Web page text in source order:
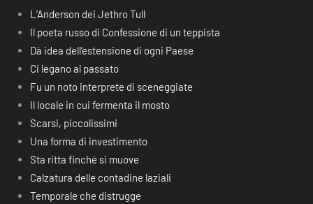
L’Anderson dei Jethro Tull
Il poeta russo di Confessione di un teppista
Dà idea dell’estensione di ogni Paese
Ci legano al passato
Fu un noto interprete di sceneggiate
Il locale in cui fermenta il mosto
Scarsi, piccolissimi
Una forma di investimento
Sta ritta finchè si muove
Calzatura delle contadine laziali
Temporale che distrugge